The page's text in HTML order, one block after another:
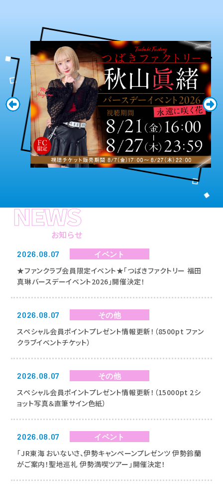
NEWS
お知らせ
2026.08.07 イベント
★ファンクラブ会員限定イベント★「つばきファクトリー 福田
真琳バースデーイベント2026」開催決定！
2026.08.07 その他
スペシャル会員ポイントプレゼント情報更新！（8500pt ファン
クラブイベントチケット）
2026.08.07 その他
スペシャル会員ポイントプレゼント情報更新！（15000pt 2シ
ョット写真＆直筆サイン色紙）
2026.08.07 イベント
「JR東海 おいないさ、伊勢キャンペーンプレゼンツ 伊勢鈴蘭
がご案内！聖地巡礼 伊勢満喫ツアー」開催決定！